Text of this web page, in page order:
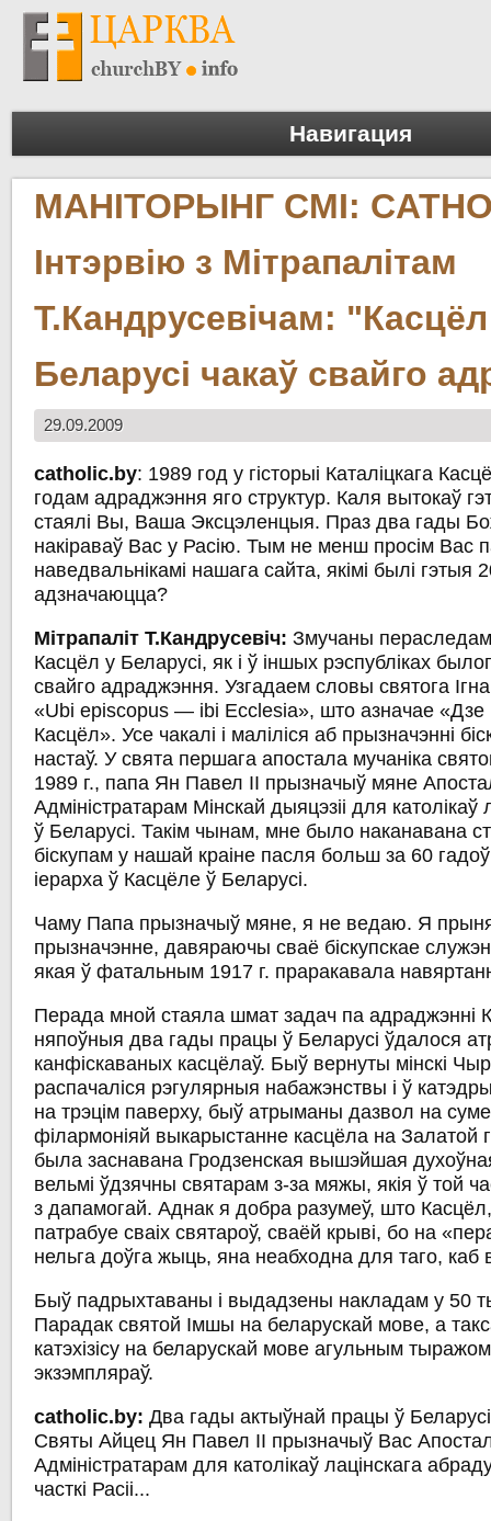
Навигация
МАНІТОРЫНГ СМІ:
Інтэрвію з Мітрапалітам
Т.Кандрусевічам:
Беларусі чакаў свайго
29.09.2009
catholic.by: 1989 год у гісторыі Каталіцкага
годам адраджэння яго структур. Каля вытокаў
стаялі Вы, Ваша Эксцэленцыя. Праз два гады
накіраваў Вас у Расію. Тым не менш просім Вас
наведвальнікамі нашага сайта, якімі былі гэтыя
адзначаюцца?
Мітрапаліт Т.Кандрусевіч: Змучаны пераследам
Касцёл у Беларусі, як і ў іншых рэспубліках
свайго адраджэння. Узгадаем словы святога
«Ubi episcopus — ibi Ecclesia», што азначае «Дзе
Касцёл». Усе чакалі і маліліся аб прызначэнні
настаў. У свята першага апостала мучаніка
1989 г., папа Ян Павел ІІ прызначыў мяне
Адміністратарам Мінскай дыяцэзіі для католікаў
ў Беларусі. Такім чынам, мне было наканавана
біскупам у нашай краіне пасля больш за 60 гадоў
іерарха ў Касцёле ў Беларусі.
Чаму Папа прызначыў мяне, я не ведаю. Я
прызначэнне, давяраючы сваё біскупскае
якая ў фатальным 1917 г. праракавала
Перада мной стаяла шмат задач па адраджэнні
няпоўныя два гады працы ў Беларусі ўдалося
канфіскаваных касцёлаў. Быў вернуты мінскі
распачаліся рэгулярныя набажэнствы і ў
на трэцім паверху, быў атрыманы дазвол на
філармоніяй выкарыстанне касцёла на Залатой
была заснавана Гродзенская вышэйшая
вельмі ўдзячны святарам з-за мяжы, якія ў той
з дапамогай. Аднак я добра разумеў, што
патрабуе сваіх святароў, сваёй крыві, бо на
нельга доўга жыць, яна неабходна для таго, каб
Быў падрыхтаваны і выдадзены накладам у 50
Парадак святой Імшы на беларускай мове, а
катэхізісу на беларускай мове агульным
экзэмпляраў.
catholic.by:Два гады актыўнай працы ў
Святы Айцец Ян Павел ІІ прызначыў Вас
Адміністратарам для католікаў лацінскага
часткі Расіі...